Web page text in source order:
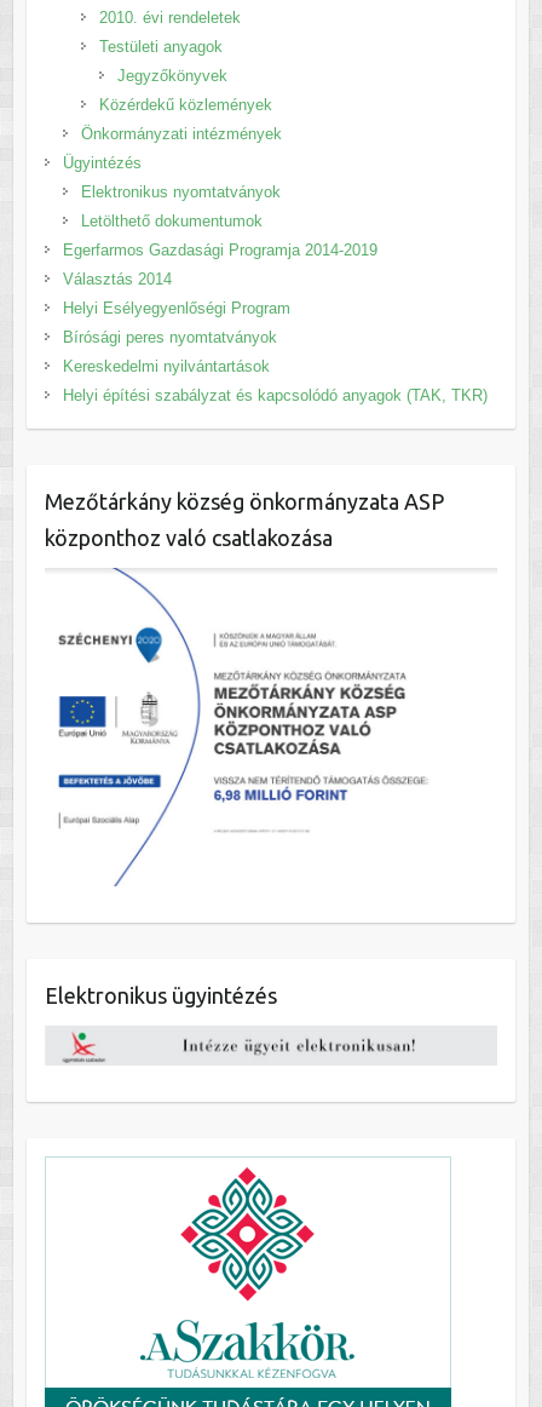
2010. évi rendeletek
Testületi anyagok
Jegyzőkönyvek
Közérdekű közlemények
Önkormányzati intézmények
Ügyintézés
Elektronikus nyomtatványok
Letölthető dokumentumok
Egerfarmos Gazdasági Programja 2014-2019
Választás 2014
Helyi Esélyegyenlőségi Program
Bírósági peres nyomtatványok
Kereskedelmi nyilvántartások
Helyi építési szabályzat és kapcsolódó anyagok (TAK, TKR)
Mezőtárkány község önkormányzata ASP
központhoz való csatlakozása
Elektronikus ügyintézés